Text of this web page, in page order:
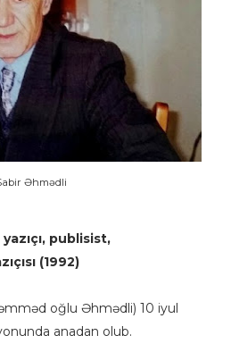
Əhmədli
publisist,
(1992)
oğlu Əhmədli) 10 iyul
anadan olub.